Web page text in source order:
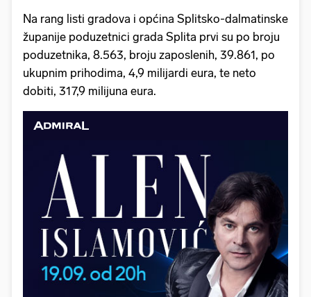
Na rang listi gradova i općina Splitsko-dalmatinske
županije poduzetnici grada Splita prvi su po broju
poduzetnika, 8.563, broju zaposlenih, 39.861, po
ukupnim prihodima, 4,9 milijardi eura, te neto
dobiti, 317,9 milijuna eura.